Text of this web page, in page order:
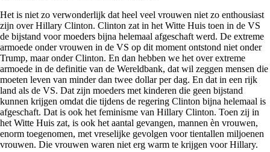
Het is niet zo verwonderlijk dat heel veel vrouwen niet zo enthousiast
zijn over Hillary Clinton. Clinton zat in het Witte Huis toen in de VS
de bijstand voor moeders bijna helemaal afgeschaft werd. De extreme
armoede onder vrouwen in de VS op dit moment ontstond niet onder
Trump, maar onder Clinton. En dan hebben we het over extreme
armoede in de definitie van de Wereldbank, dat wil zeggen mensen die
moeten leven van minder dan twee dollar per dag. En dat in een rijk
land als de VS. Dat zijn moeders met kinderen die geen bijstand
kunnen krijgen omdat die tijdens de regering Clinton bijna helemaal is
afgeschaft. Dat is ook het feminisme van Hillary Clinton. Toen zij in
het Witte Huis zat, is ook het aantal gevangen, mannen èn vrouwen,
enorm toegenomen, met vreselijke gevolgen voor tientallen miljoenen
vrouwen. Die vrouwen waren niet erg warm te krijgen voor Hillary.